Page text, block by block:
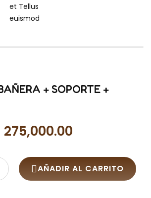
et Tellus
euismod
+ SOPORTE +
275,000.00
AÑADIR AL CARRITO